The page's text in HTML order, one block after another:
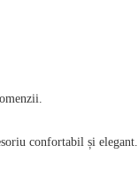
confortabil și elegant.